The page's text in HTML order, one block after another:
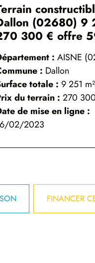
(02680) 9
300 € offre
: AISNE
: Dallon
totale : 9 251 m²
du terrain : 270
de mise en ligne :
02/2023
FINANCER